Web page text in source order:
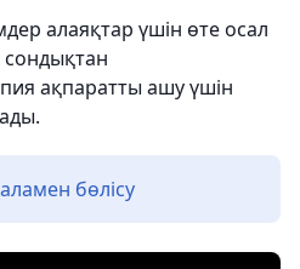
алаяқтар үшін өте осал
ақпаратты ашу үшін
бөлісу